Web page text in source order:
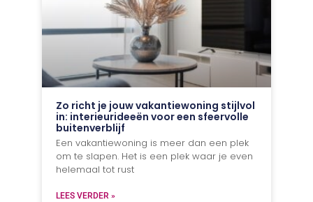
Zo richt je jouw vakantiewoning stijlvol
in: interieurideeën voor een sfeervolle
buitenverblijf
Een vakantiewoning is meer dan een plek
om te slapen. Het is een plek waar je even
helemaal tot rust
LEES VERDER »